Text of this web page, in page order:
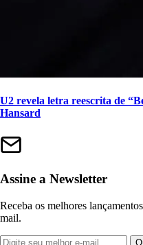
U2 revela letra reescrita de
Hansard
Assine a Newsletter
Receba os melhores
mail.